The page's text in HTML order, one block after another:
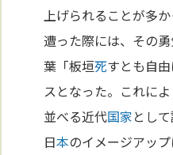
上げられることが多
遭った際には、その
葉「板垣死すとも自
スとなった。これに
並べる近代国家とし
日本のイメージアッ